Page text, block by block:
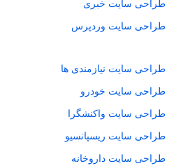
طراحی سایت خبری
طراحی سایت وردپرس
طراحی سایت نیازمندی ها
طراحی سایت خودرو
طراحی سایت واکنشگرا
طراحی سایت ریسپانسیو
طراحی سایت داروخانه